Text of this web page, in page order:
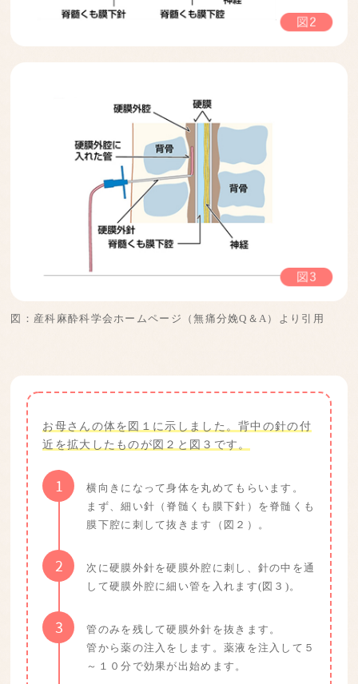
図：産科麻酔科学会ホームページ（無痛分娩Q＆A）より引用
お母さんの体を図１に示しました。背中の針の付
近を拡大したものが図２と図３です。
1
横向きになって身体を丸めてもらいます。
まず、細い針（脊髄くも膜下針）を脊髄くも
膜下腔に刺して抜きます（図２）。
2
次に硬膜外針を硬膜外腔に刺し、針の中を通
して硬膜外腔に細い管を入れます(図３)。
3
管のみを残して硬膜外針を抜きます。
管から薬の注入をします。薬液を注入して５
～１０分で効果が出始めます。